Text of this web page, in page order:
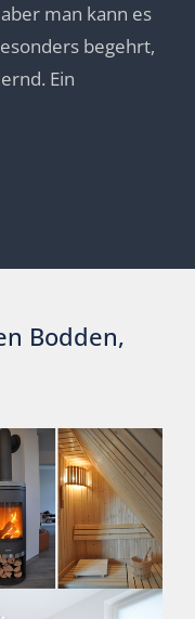
man kann es
begehrt,
Ein
Bodden,